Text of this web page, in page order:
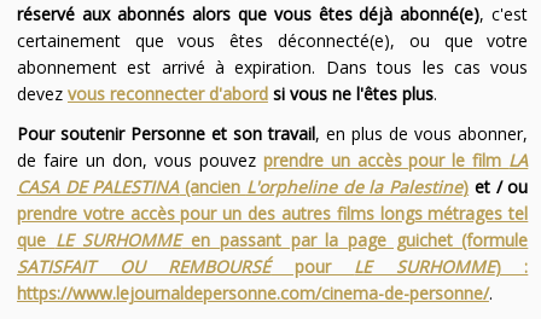
réservé aux abonnés alors que vous êtes déjà abonné(e), c'est
certainement que vous êtes déconnecté(e), ou que votre
abonnement est arrivé à expiration. Dans tous les cas vous
devez vous reconnecter d'abordsi vous ne l'êtes plus.
Pour soutenir Personne et son travail, en plus de vous abonner,
de faire un don, vous pouvez prendre un accès pour le film LA
CASA DE PALESTINA(ancien L'orpheline de la Palestine) et / ou
prendre votre accès pour un des autres films longs métrages tel
que LE SURHOMMEen passant par la page guichet (formule
SATISFAIT OU REMBOURSÉpour LE SURHOMME) :
https://www.lejournaldepersonne.com/cinema-de-personne/.